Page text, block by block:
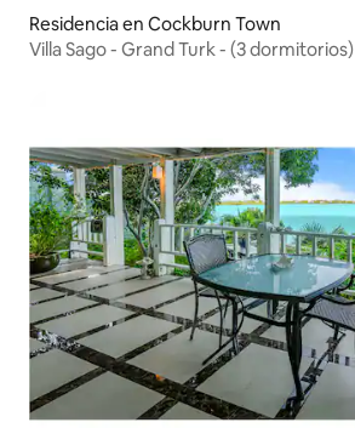
Residencia en Cockburn Town
Villa Sago - Grand Turk - (3 dormitorios)